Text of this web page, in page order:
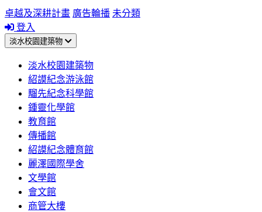
卓越及深耕計畫 廣告輪播 未分類
登入
淡水校園建築物
淡水校園建築物
紹謨紀念游泳館
騮先紀念科學館
鍾靈化學館
教育館
傳播館
紹謨紀念體育館
麗澤國際學舍
文學館
會文館
商管大樓